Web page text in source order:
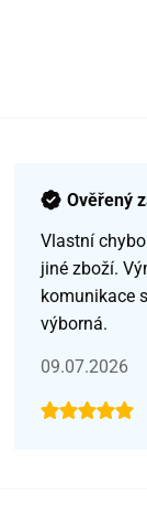
Ověřený
Vlastní
jiné zboží.
komunikace
výborná.
09.07.2026